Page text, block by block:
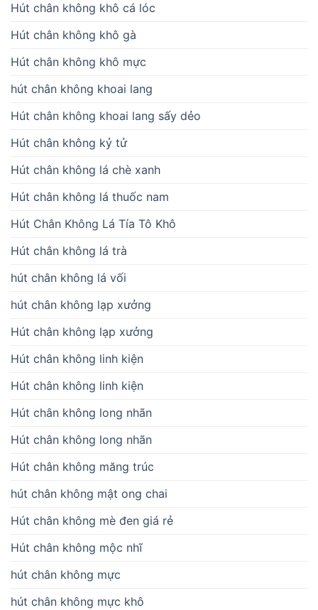
Hút chân không khô cá lóc
Hút chân không khô gà
Hút chân không khô mực
hút chân không khoai lang
Hút chân không khoai lang sấy dẻo
Hút chân không kỷ tử
Hút chân không lá chè xanh
Hút chân không lá thuốc nam
Hút Chân Không Lá Tía Tô Khô
Hút chân không lá trà
hút chân không lá vối
hút chân không lạp xưởng
Hút chân không lạp xưởng
Hút chân không linh kiện
Hút chân không linh kiện
Hút chân không long nhãn
Hút chân không long nhãn
Hút chân không măng trúc
hút chân không mật ong chai
Hút chân không mè đen giá rẻ
Hút chân không mộc nhĩ
hút chân không mực
hút chân không mực khô